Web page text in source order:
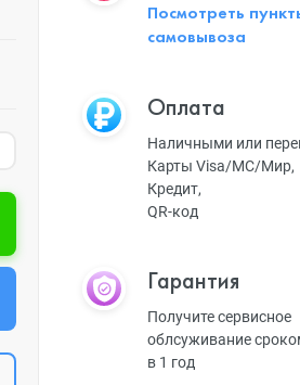
Посмотреть
самовывоза
Оплата
Наличными или
Карты Visa/MC/Мир,
Кредит,
QR-код
Гарантия
Получите сервисное
облсуживание
в 1 год